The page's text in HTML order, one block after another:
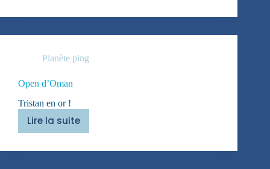
Planète ping
Open d’Oman
Tristan en or !
Lire la suite
Open